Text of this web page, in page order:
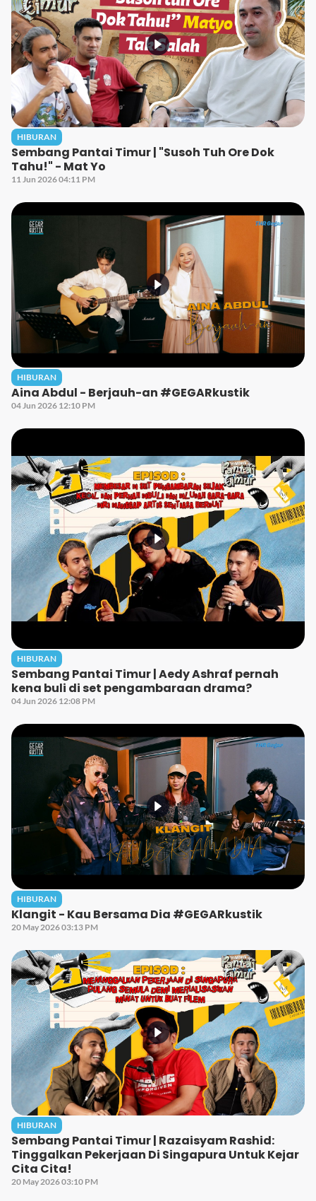
HIBURAN
Sembang Pantai Timur | "Susoh Tuh Ore Dok
Tahu!" - Mat Yo
11 Jun 2026 04:11 PM
HIBURAN
Aina Abdul - Berjauh-an #GEGARkustik
04 Jun 2026 12:10 PM
HIBURAN
Sembang Pantai Timur | Aedy Ashraf pernah
kena buli di set pengambaraan drama?
04 Jun 2026 12:08 PM
HIBURAN
Klangit - Kau Bersama Dia #GEGARkustik
20 May 2026 03:13 PM
HIBURAN
Sembang Pantai Timur | Razaisyam Rashid:
Tinggalkan Pekerjaan Di Singapura Untuk Kejar
Cita Cita!
20 May 2026 03:10 PM